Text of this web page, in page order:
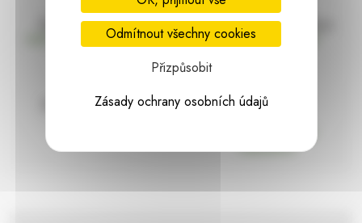
Doprava zdarma
nad 2000 Kč bez DPH
Vše máme skladem
Ihned k odeslání
97% hodnocení Zásilka pod
Odmítnout všechny cookies
Přizpůsobit
Zásady ochrany osobních údajů